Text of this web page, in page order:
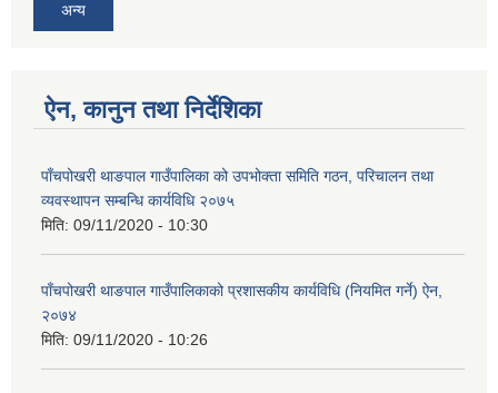
अन्य
ऐन, कानुन तथा निर्देशिका
पाँचपोखरी थाङपाल गाउँपालिका को उपभोक्ता समिति गठन, परिचालन तथा
व्यवस्थापन सम्बन्धि कार्यविधि २०७५
मिति: 09/11/2020 - 10:30
पाँचपोखरी थाङपाल गाउँपालिकाको प्रशासकीय कार्यविधि (नियमित गर्ने) ऐन,
२०७४
मिति: 09/11/2020 - 10:26